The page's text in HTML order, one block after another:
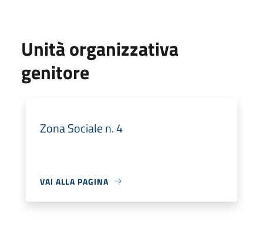
Unità organizzativa
genitore
Zona Sociale n. 4
VAI ALLA PAGINA